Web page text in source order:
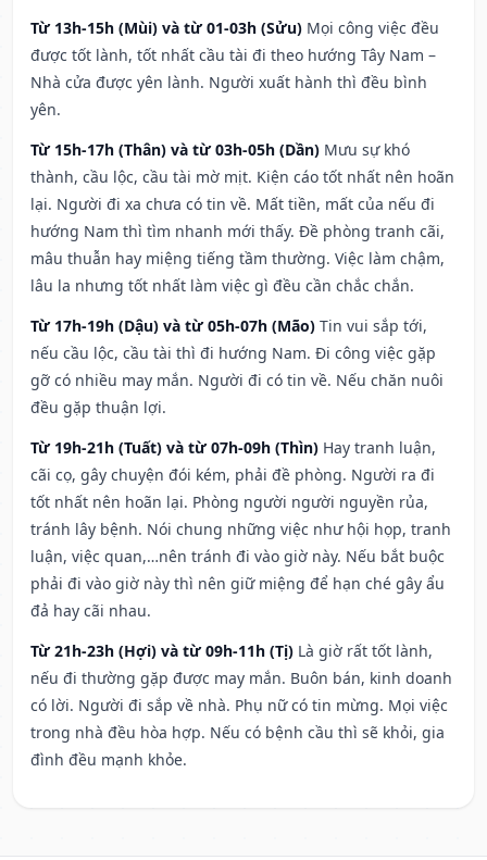
Từ 13h-15h (Mùi) và từ 01-03h (Sửu) Mọi công việc đều
được tốt lành, tốt nhất cầu tài đi theo hướng Tây Nam –
Nhà cửa được yên lành. Người xuất hành thì đều bình
yên.
Từ 15h-17h (Thân) và từ 03h-05h (Dần) Mưu sự khó
thành, cầu lộc, cầu tài mờ mịt. Kiện cáo tốt nhất nên hoãn
lại. Người đi xa chưa có tin về. Mất tiền, mất của nếu đi
hướng Nam thì tìm nhanh mới thấy. Đề phòng tranh cãi,
mâu thuẫn hay miệng tiếng tầm thường. Việc làm chậm,
lâu la nhưng tốt nhất làm việc gì đều cần chắc chắn.
Từ 17h-19h (Dậu) và từ 05h-07h (Mão) Tin vui sắp tới,
nếu cầu lộc, cầu tài thì đi hướng Nam. Đi công việc gặp
gỡ có nhiều may mắn. Người đi có tin về. Nếu chăn nuôi
đều gặp thuận lợi.
Từ 19h-21h (Tuất) và từ 07h-09h (Thìn) Hay tranh luận,
cãi cọ, gây chuyện đói kém, phải đề phòng. Người ra đi
tốt nhất nên hoãn lại. Phòng người người nguyền rủa,
tránh lây bệnh. Nói chung những việc như hội họp, tranh
luận, việc quan,…nên tránh đi vào giờ này. Nếu bắt buộc
phải đi vào giờ này thì nên giữ miệng để hạn ché gây ẩu
đả hay cãi nhau.
Từ 21h-23h (Hợi) và từ 09h-11h (Tị) Là giờ rất tốt lành,
nếu đi thường gặp được may mắn. Buôn bán, kinh doanh
có lời. Người đi sắp về nhà. Phụ nữ có tin mừng. Mọi việc
trong nhà đều hòa hợp. Nếu có bệnh cầu thì sẽ khỏi, gia
đình đều mạnh khỏe.